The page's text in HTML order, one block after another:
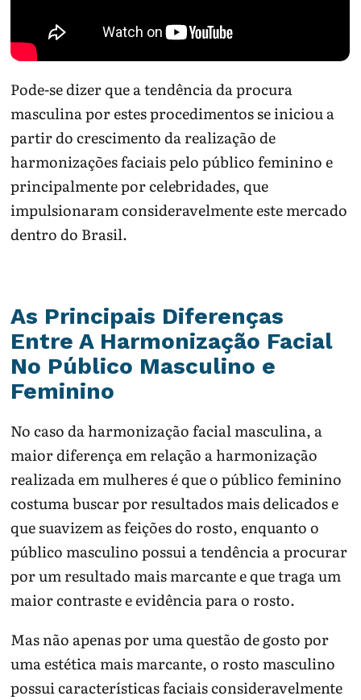
Pode-se dizer que a tendência da procura
masculina por estes procedimentos se iniciou a
partir do crescimento da realização de
harmonizações faciais pelo público feminino e
principalmente por celebridades, que
impulsionaram consideravelmente este mercado
dentro do Brasil.
As Principais Diferenças
Entre A Harmonização Facial
No Público Masculino e
Feminino
No caso da harmonização facial masculina, a
maior diferença em relação a harmonização
realizada em mulheres é que o público feminino
costuma buscar por resultados mais delicados e
que suavizem as feições do rosto, enquanto o
público masculino possui a tendência a procurar
por um resultado mais marcante e que traga um
maior contraste e evidência para o rosto.
Mas não apenas por uma questão de gosto por
uma estética mais marcante, o rosto masculino
possui características faciais consideravelmente